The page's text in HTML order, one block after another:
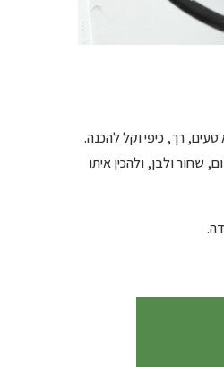
רך, כיפי וקל להכנה.
(!) של סוגת שיש בו 3 אורזים מלאים – אדום, שחור ולבן, ולהכין איתו